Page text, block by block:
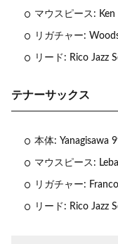
マウスピース: Ken
リガチャー:
リード: Rico Jazz
テナーサックス
本体: Yanagisawa
マウスピース:
リガチャー:
リード: Rico Jazz